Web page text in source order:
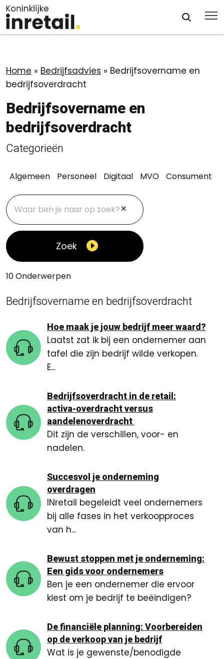
Home » Bedrijfsadvies » Bedrijfsovername en
bedrijfsoverdracht
Bedrijfsovername en
bedrijfsoverdracht
Categorieën
Algemeen Personeel Digitaal MVO Consument
Zoek
10 Onderwerpen
Bedrijfsovername en bedrijfsoverdracht
Hoe maak je jouw bedrijf meer waard?
Laatst zat ik bij een ondernemer aan
tafel die zijn bedrijf wilde verkopen.
E...
Bedrijfsoverdracht in de retail:
activa-overdracht versus
aandelenoverdracht
Dit zijn de verschillen, voor- en
nadelen.
Succesvol je onderneming
overdragen
INretail begeleidt veel ondernemers
bij alle fases in het verkoopproces
van h...
Bewust stoppen met je onderneming:
Een gids voor ondernemers
Ben je een ondernemer die ervoor
kiest om je bedrijf te beëindigen?
De financiële planning: Voorbereiden
op de verkoop van je bedrijf
Wat is je gewenste/benodigde